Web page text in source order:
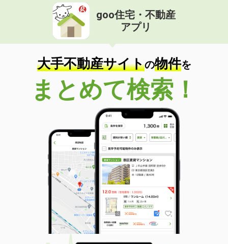
goo住宅・不動産
アプリ
大手不動産サイトの物件を
まとめて検索！